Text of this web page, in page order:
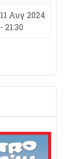
11 Αυγ 2024
- 21:30